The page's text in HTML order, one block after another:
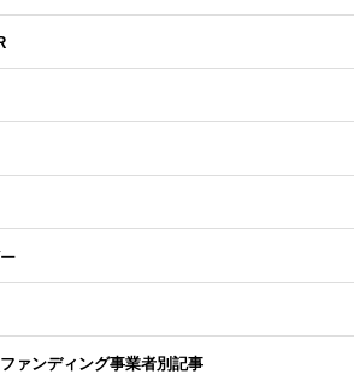
ァンディング事業者別記事